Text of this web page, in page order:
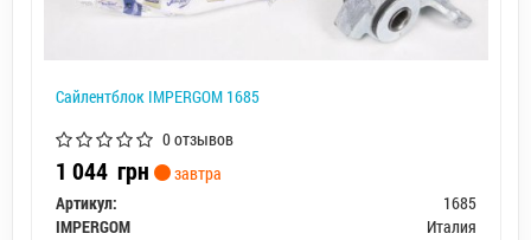
Сайлентблок IMPERGOM 1685
0 отзывов
1 044 грн
завтра
Артикул:
1685
IMPERGOM
Италия